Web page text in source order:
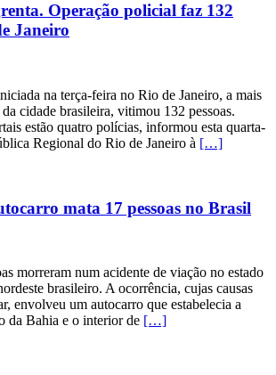
Operação policial faz 132
Janeiro
na terça-feira no Rio de Janeiro, a mais
cidade brasileira, vitimou 132 pessoas.
estão quatro polícias, informou esta quarta-
Regional do Rio de Janeiro à […]
mata 17 pessoas no Brasil
morreram num acidente de viação no estado
brasileiro. A ocorrência, cujas causas
envolveu um autocarro que estabelecia a
da Bahia e o interior de […]